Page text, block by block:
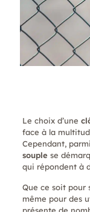
Le choix d’une
face à la
Cependant,
souplese
qui répondent à
Que ce soit pour
même pour des